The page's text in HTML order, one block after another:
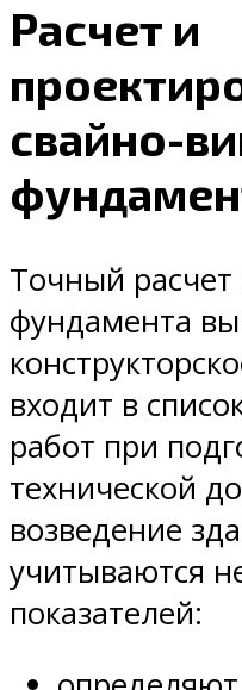
Расчет и
свайно-
Точный расчет
фундамента
входит в
работ при
технической
возведение
учитываются
показателей: